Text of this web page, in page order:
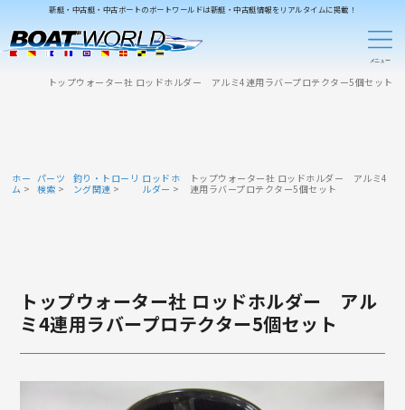
新艇・中古艇・中古ボートのボートワールドは新艇・中古艇情報をリアルタイムに掲載！
トップウォーター社 ロッドホルダー アルミ4連用ラバープロテクター5個セット
ホー
ム
パーツ
検索
釣り・トローリ
ング関連
ロッドホ
ルダー
トップウォーター社 ロッドホルダー アルミ4
連用ラバープロテクター5個セット
トップウォーター社 ロッドホルダー アル
ミ4連用ラバープロテクター5個セット